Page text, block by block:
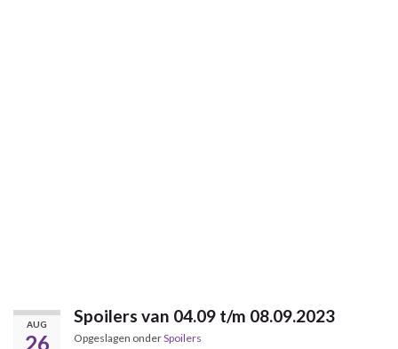
AUG
26
Spoilers van 04.09 t/m 08.09.2023
Opgeslagen onderSpoilers